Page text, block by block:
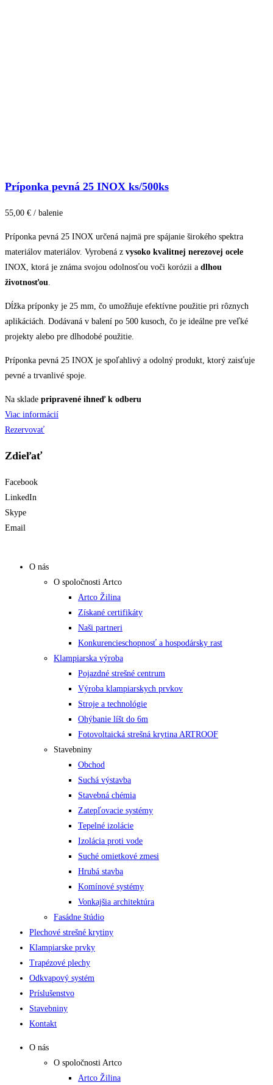
Príponka pevná 25 INOX ks/500ks
55,00 € / balenie
Príponka pevná 25 INOX určená najmä pre spájanie širokého spektra
materiálov materiálov. Vyrobená z vysoko kvalitnej nerezovej ocele
INOX, ktorá je známa svojou odolnosťou voči korózii a dlhou
životnosťou.
Dĺžka príponky je 25 mm, čo umožňuje efektívne použitie pri rôznych
aplikáciách. Dodávaná v balení po 500 kusoch, čo je ideálne pre veľké
projekty alebo pre dlhodobé použitie.
Príponka pevná 25 INOX je spoľahlivý a odolný produkt, ktorý zaisťuje
pevné a trvanlivé spoje.
Na sklade pripravené ihneď k odberu
Viac informácií
Rezervovať
Zdieľať
Facebook
LinkedIn
Skype
Email
O nás
O spoločnosti Artco
Artco Žilina
Získané certifikáty
Naši partneri
Konkurencieschopnosť a hospodársky rast
Klampiarska výroba
Pojazdné strešné centrum
Výroba klampiarskych prvkov
Stroje a technológie
Ohýbanie líšt do 6m
Fotovoltaická strešná krytina ARTROOF
Stavebniny
Obchod
Suchá výstavba
Stavebná chémia
Zatepľovacie systémy
Tepelné izolácie
Izolácia proti vode
Suché omietkové zmesi
Hrubá stavba
Komínové systémy
Vonkajšia architektúra
Fasádne štúdio
Plechové strešné krytiny
Klampiarske prvky
Trapézové plechy
Odkvapový systém
Príslušenstvo
Stavebniny
Kontakt
O nás
O spoločnosti Artco
Artco Žilina